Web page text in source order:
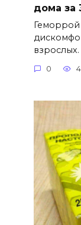
дома за
Геморрой
взрослых.
0